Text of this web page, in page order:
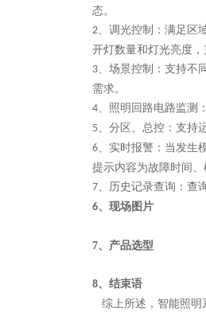
态。
2、调光控制：满足区
开灯数量和灯光亮度
3、场景控制：支持不
需求。
4、照明回路电路监测
5、分区、总控：支持
6、实时报警：当发生
提示内容为故障时间
7、历史记录查询：查
6、现场图片
7、 产品选型
8、结束语
综上所述，智能照明